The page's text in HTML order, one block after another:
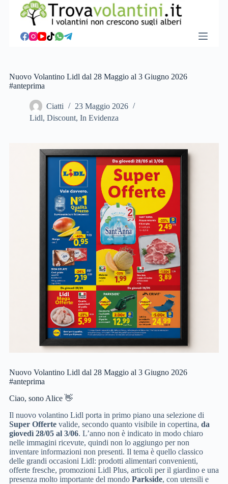
c
o
Nuovo Volantino Lidl dal 28 Maggio al 3 Giugno 2026
#anteprima
Ciatti
23 Maggio 2026
Lidl, Discount, In Evidenza
Nuovo Volantino Lidl dal 28 Maggio al 3 Giugno 2026
#anteprima
Ciao, sono Alice 👋
Il nuovo volantino Lidl porta in primo piano una selezione di
Super Offertevalide, secondo quanto visibile in copertina, da
giovedì 28/05 al 3/06. L’anno non è indicato in modo chiaro
nelle immagini ricevute, quindi non lo aggiungo per non
inventare informazioni non presenti. Il tema è quello classico
delle grandi occasioni Lidl: prodotti alimentari convenienti,
offerte fresche, promozioni Lidl Plus, articoli per il giardino e una
presenza molto importante del mondo Parkside, con utensili e